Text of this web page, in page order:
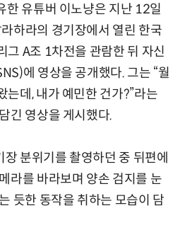
한 유튜버 이노냥은 지난 12일
하라의 경기장에서 열린 한국
그 A조 1차전을 관람한 뒤 자신
에 영상을 공개했다. 그는 “월
는데, 내가 예민한 건가?”라는
긴 영상을 게시했다.
분위기를 촬영하던 중 뒤편에
라를 바라보며 양손 검지를 눈
듯한 동작을 취하는 모습이 담